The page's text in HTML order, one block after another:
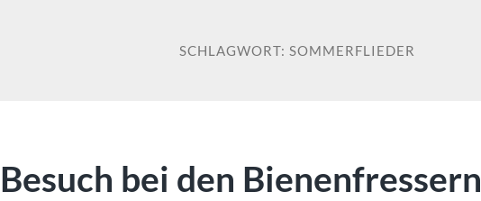
SCHLAGWORT: SOMMERFLIEDER
Besuch bei den Bienenfressern